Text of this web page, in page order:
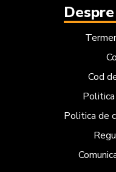
Cod
Politica de